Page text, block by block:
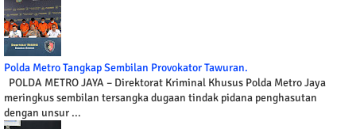
Polda Metro Tangkap Sembilan Provokator Tawuran.
POLDA METRO JAYA – Direktorat Kriminal Khusus Polda Metro Jaya
meringkus sembilan tersangka dugaan tindak pidana penghasutan
dengan unsur ...